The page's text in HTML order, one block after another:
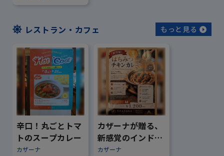
レストラン・カフェ もっと見る
辛口！丸ごとトマ
トのスープカレー
カザーナ
カザーナが贈る、
新感覚のインドカ
レー
カザーナ